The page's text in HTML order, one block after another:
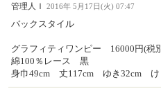
管理人Ｉ 2016年 5月17日(火) 07:47
バックスタイル
グラフィティワンピー 16000円(税
綿100％レース 黒
身巾49cm 丈117cm ゆき32cm け